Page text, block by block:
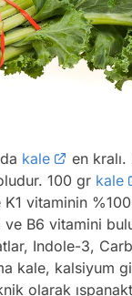
kale
en
100 gr kale
vitaminin
B6 vitamini
Indole-3,
kale, kalsiyum
olarak